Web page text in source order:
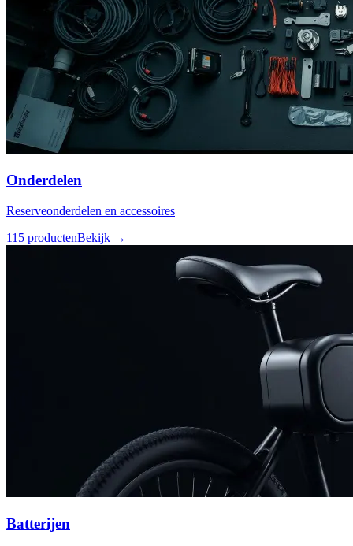
Onderdelen
Reserveonderdelen en accessoires
115 productenBekijk →
Batterijen